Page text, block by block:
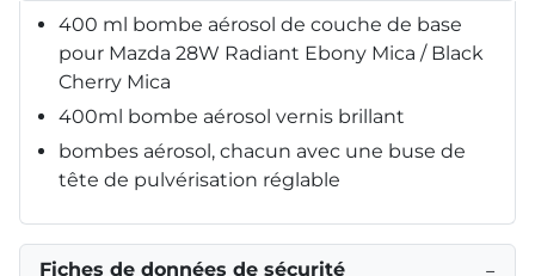
400 ml bombe aérosol de couche de base
pour Mazda 28W Radiant Ebony Mica / Black
Cherry Mica
400ml bombe aérosol vernis brillant
bombes aérosol, chacun avec une buse de
tête de pulvérisation réglable
Fiches de données de sécurité